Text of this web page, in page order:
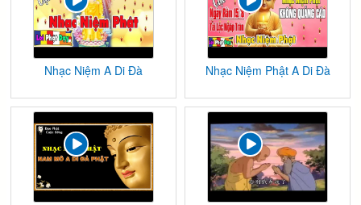
Nhạc Niệm A Di Đà Nhạc Niệm Phật A Di Đà